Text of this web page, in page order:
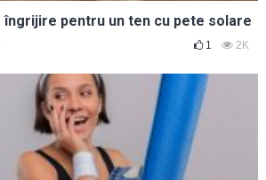
îngrijire pentru un ten cu pete solare
1 2K